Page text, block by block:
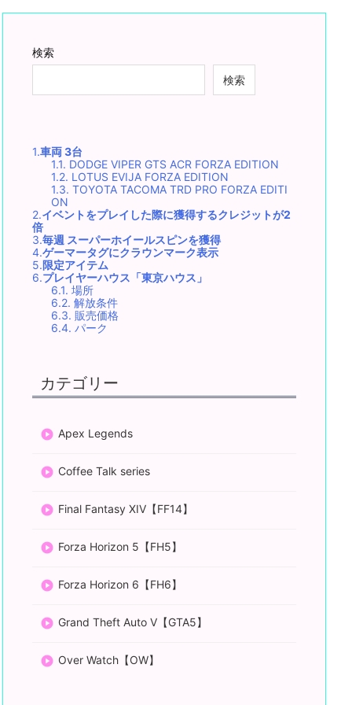
検索
検索
1.車両 3台
1.1. DODGE VIPER GTS ACR FORZA EDITION
1.2. LOTUS EVIJA FORZA EDITION
1.3. TOYOTA TACOMA TRD PRO FORZA EDITI
ON
2.イベントをプレイした際に獲得するクレジットが2
倍
3.毎週 スーパーホイールスピンを獲得
4.ゲーマータグにクラウンマーク表示
5.限定アイテム
6.プレイヤーハウス「東京ハウス」
6.1. 場所
6.2. 解放条件
6.3. 販売価格
6.4. パーク
カテゴリー
Apex Legends
Coffee Talk series
Final Fantasy XIV【FF14】
Forza Horizon 5【FH5】
Forza Horizon 6【FH6】
Grand Theft Auto V【GTA5】
Over Watch【OW】